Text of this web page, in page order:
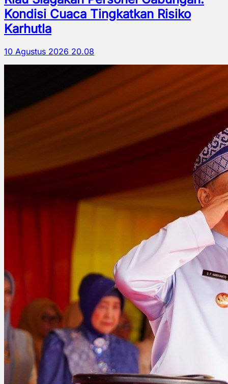
Kondisi Cuaca Tingkatkan Risiko
Karhutla
10 Agustus 2026 20.08